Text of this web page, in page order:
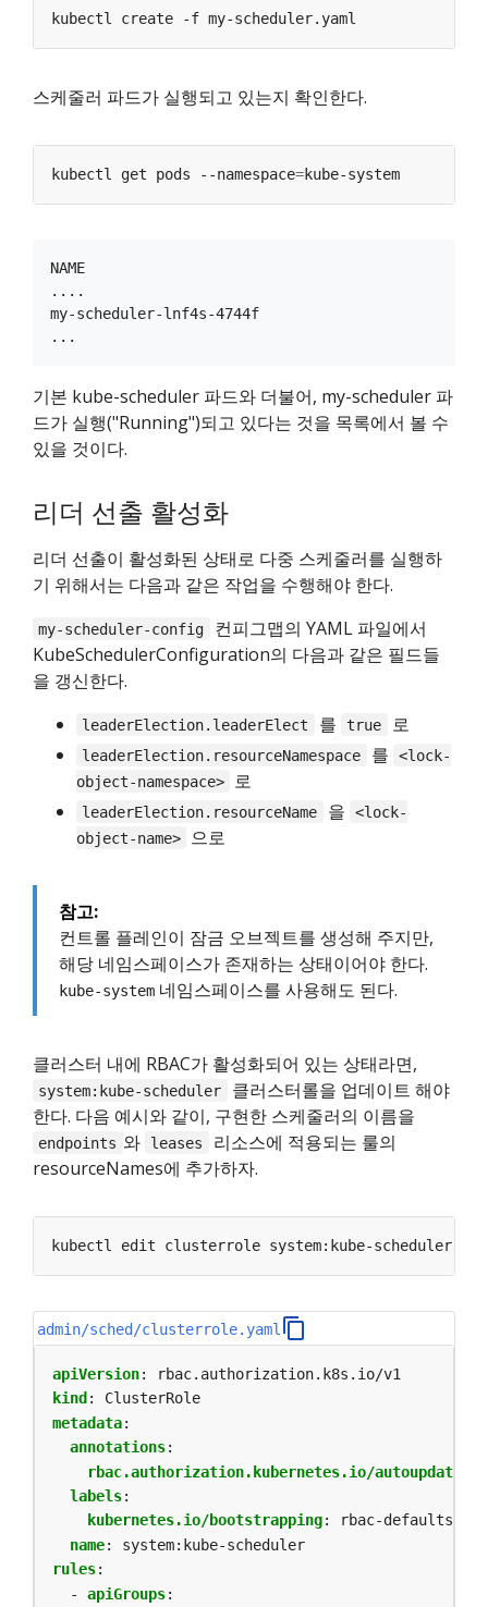
스케줄러 파드가 실행되고 있는지 확인한다.
kubectl get pods --namespace=
NAME                                           READY
....
my-scheduler-lnf4s-4744f                       1/
기본 kube-scheduler 파드와 더불어, my-scheduler 파
드가 실행("Running")되고 있다는 것을 목록에서 볼 수
있을 것이다.
리더 선출 활성화
리더 선출이 활성화된 상태로 다중 스케줄러를 실행하
기 위해서는 다음과 같은 작업을 수행해야 한다.
my-scheduler-config
컨피그맵의 YAML 파일에서
KubeSchedulerConfiguration의 다음과 같은 필드들
을 갱신한다.
leaderElection.leaderElect 를 true 로
leaderElection.resourceNamespace 를
<lock-
object-namespace>
로
leaderElection.resourceName 을
<lock-
object-name>
으로
참고:
컨트롤 플레인이 잠금 오브젝트를 생성해 주지만,
해당 네임스페이스가 존재하는 상태이어야 한다.
kube-system 네임스페이스를 사용해도 된다.
클러스터 내에 RBAC가 활성화되어 있는 상태라면,
system:kube-scheduler
클러스터롤을 업데이트 해야
한다. 다음 예시와 같이, 구현한 스케줄러의 이름을
endpoints 와 leases
리소스에 적용되는 룰의
resourceNames에 추가하자.
admin/sched/clusterrole.yaml
apiVersion:
rbac.authorization.k8s.io/v1
kind :
ClusterRole
metadata:
annotations:
rbac.authorization.kubernetes.io/autoupdate
labels:
kubernetes.io/bootstrapping:
rbac-defaults
name:
system:kube-scheduler
rules:
- apiGroups: